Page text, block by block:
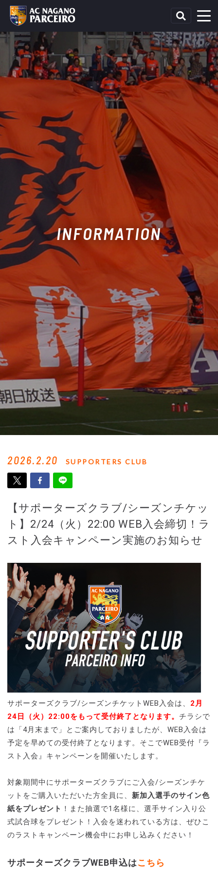
INFORMATION
2026.2.20 SUPPORTERS CLUB
【サポーターズクラブ/シーズンチケッ
ト】2/24（火）22:00 WEB入会締切！ラ
スト入会キャンペーン実施のお知らせ
サポーターズクラブ/シーズンチケットWEB入会は、 2月
24日（火）22:00をもって受付終了となります。 チラシで
は「4月末まで」とご案内しておりましたが、WEB入会は
予定を早めての受付終了となります。そこでWEB受付『ラ
スト入会』キャンペーンを開催いたします。
対象期間中にサポーターズクラブにご入会/シーズンチケ
ットをご購入いただいた方全員に、 新加入選手のサイン色
紙をプレゼント ！また抽選で1名様に、選手サイン入り公
式試合球をプレゼント！入会を迷われている方は、ぜひこ
のラストキャンペーン機会中にお申し込みください！
サポーターズクラブWEB申込はこちら